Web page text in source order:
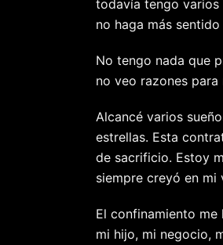
todavía tengo varios
no haga más
No tengo nada que
no veo razones
Alcancé varios
estrellas. Esta
de sacrificio. Estoy
siempre creyó en mi
El confinamiento
mi hijo, mi negocio,